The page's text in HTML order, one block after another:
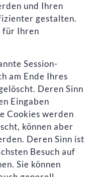
und Ihren
gestalten.
für Ihren
Session-
am Ende Ihres
Deren Sinn
Eingaben
Cookies werden
können aber
Deren Sinn ist
Besuch auf
Sie können